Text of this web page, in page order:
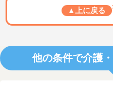
▲上に戻る
他の条件で介護